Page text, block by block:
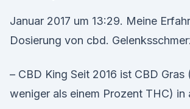
Januar 2017 um 13:29. Meine
Dosierung von cbd.
– CBD King Seit 2016 ist CBD Gras
weniger als einem Prozent THC) in